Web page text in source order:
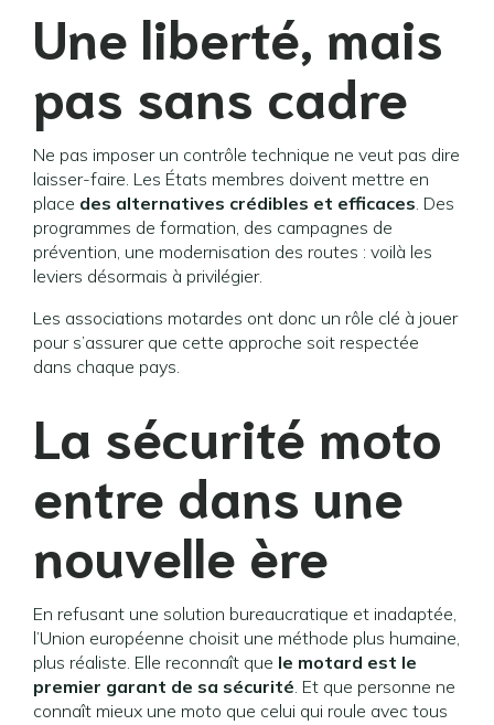
Une liberté, mais
pas sans cadre
Ne pas imposer un contrôle technique ne veut pas dire
laisser-faire. Les États membres doivent mettre en
place des alternatives crédibles et efficaces. Des
programmes de formation, des campagnes de
prévention, une modernisation des routes : voilà les
leviers désormais à privilégier.
Les associations motardes ont donc un rôle clé à jouer
pour s’assurer que cette approche soit respectée
dans chaque pays.
La sécurité moto
entre dans une
nouvelle ère
En refusant une solution bureaucratique et inadaptée,
l’Union européenne choisit une méthode plus humaine,
plus réaliste. Elle reconnaît que le motard est le
premier garant de sa sécurité. Et que personne ne
connaît mieux une moto que celui qui roule avec tous